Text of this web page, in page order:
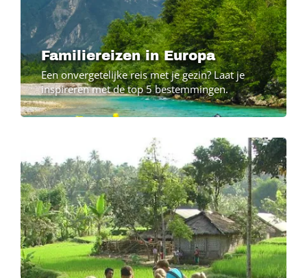
Familiereizen in Europa
Een onvergetelijke reis met je gezin? Laat je
inspireren met de top 5 bestemmingen.